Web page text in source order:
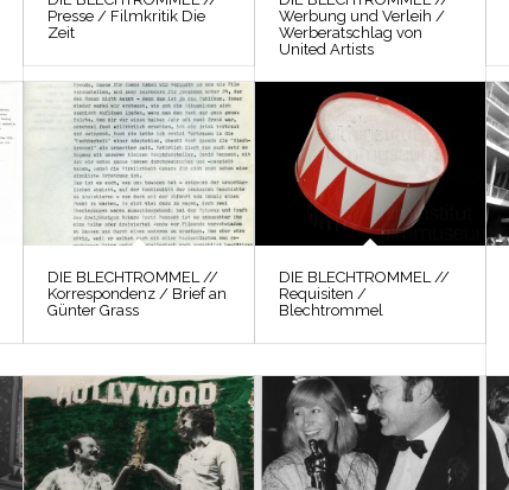
Presse / Filmkritik Die
Zeit
Werbung und Verleih /
Werberatschlag von
United Artists
DIE BLECHTROMMEL //
Korrespondenz / Brief an
Günter Grass
DIE BLECHTROMMEL //
Requisiten /
Blechtrommel